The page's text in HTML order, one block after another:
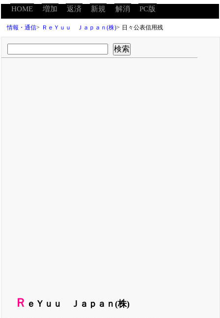
HOME 増加 返済 新規 解消 PC版
情報・通信> ＲｅＹｕｕ Ｊａｐａｎ(株)> 日々公表信用残
Ｒ ｅＹｕｕ Ｊａｐａｎ(株)